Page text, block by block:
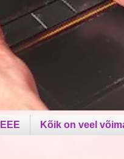
Kõik on veel